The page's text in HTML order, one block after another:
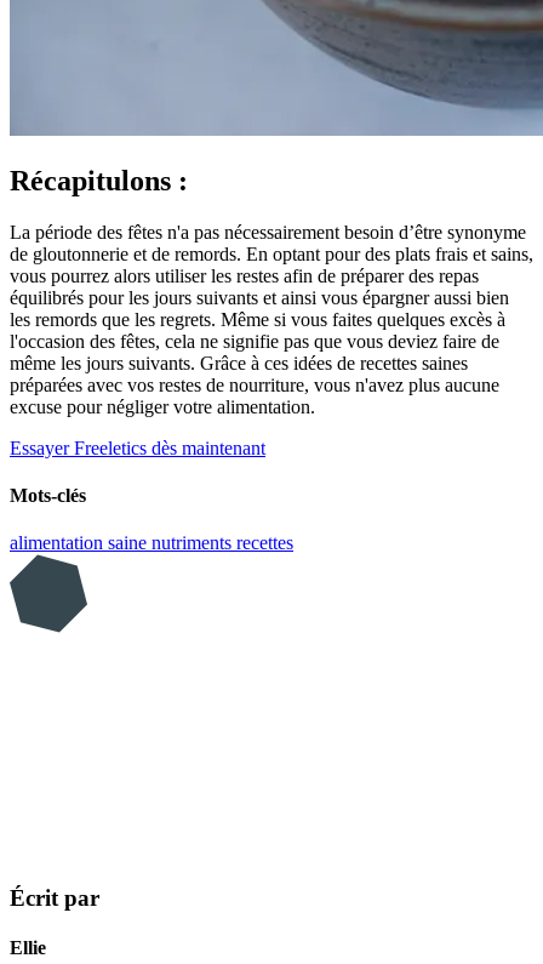
Récapitulons :
La période des fêtes n'a pas nécessairement besoin d’être synonyme
de gloutonnerie et de remords. En optant pour des plats frais et sains,
vous pourrez alors utiliser les restes afin de préparer des repas
équilibrés pour les jours suivants et ainsi vous épargner aussi bien
les remords que les regrets. Même si vous faites quelques excès à
l'occasion des fêtes, cela ne signifie pas que vous deviez faire de
même les jours suivants. Grâce à ces idées de recettes saines
préparées avec vos restes de nourriture, vous n'avez plus aucune
excuse pour négliger votre alimentation.
Essayer Freeletics dès maintenant
Mots-clés
alimentation saine nutriments recettes
Écrit par
Ellie